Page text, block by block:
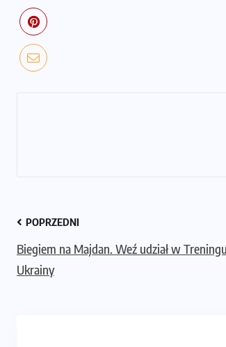
POPRZEDNI
Biegiem na Majdan. Weź udział w
Ukrainy